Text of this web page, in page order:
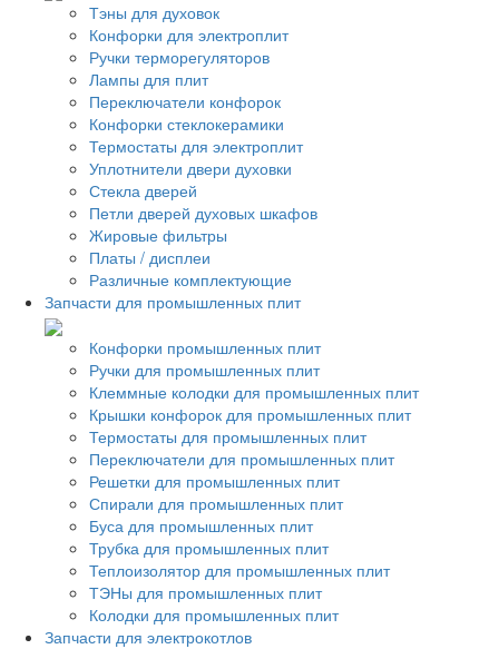
Тэны для духовок
Конфорки для электроплит
Ручки терморегуляторов
Лампы для плит
Переключатели конфорок
Конфорки стеклокерамики
Термостаты для электроплит
Уплотнители двери духовки
Стекла дверей
Петли дверей духовых шкафов
Жировые фильтры
Платы / дисплеи
Различные комплектующие
Запчасти для промышленных плит
Конфорки промышленных плит
Ручки для промышленных плит
Клеммные колодки для промышленных плит
Крышки конфорок для промышленных плит
Термостаты для промышленных плит
Переключатели для промышленных плит
Решетки для промышленных плит
Спирали для промышленных плит
Буса для промышленных плит
Трубка для промышленных плит
Теплоизолятор для промышленных плит
ТЭНы для промышленных плит
Колодки для промышленных плит
Запчасти для электрокотлов